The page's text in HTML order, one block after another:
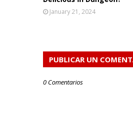
January 21, 2024
PUBLICAR UN
0 Comentarios